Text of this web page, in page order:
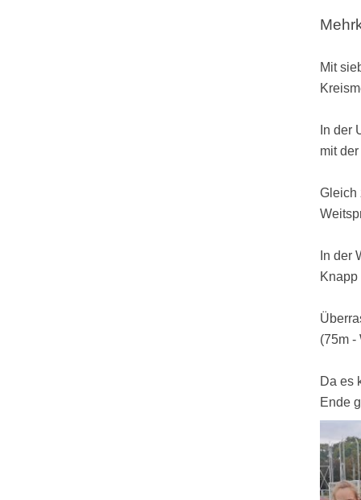
Mit
In der
mit
Gleich
In der
(75m -
Da es
Ende